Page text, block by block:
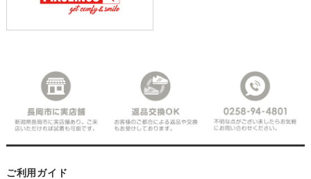
ご利用ガイド